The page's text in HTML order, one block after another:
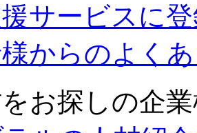
サービスに
からのよく
をお探しの企